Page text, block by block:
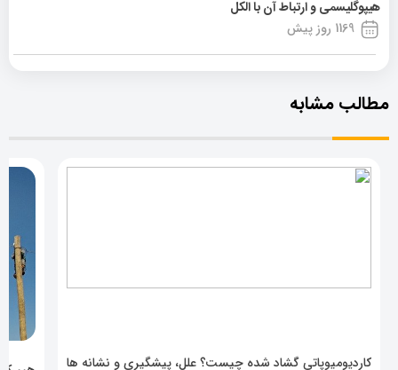
هیپوگلیسمی و ارتباط آن با الکل
1169 روز پیش
مطالب مشابه
کاردیومیوپاتی گشاد شده چیست؟ علل، پیشگیری و نشانه ها